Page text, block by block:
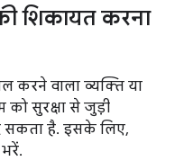
शिकायत करना
करने वाला व्यक्ति या
को सुरक्षा से जुड़ी
सकता है. इसके लिए,
भरें.